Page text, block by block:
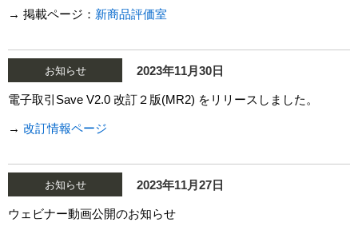
→ 掲載ページ： 新商品評価室
お知らせ 2023年11月30日
電子取引Save V2.0 改訂２版(MR2) をリリースしました。
→ 改訂情報ページ
お知らせ 2023年11月27日
ウェビナー動画公開のお知らせ